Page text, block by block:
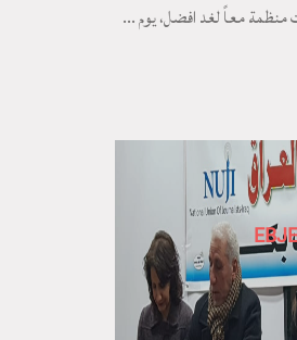
منظمة معاً لغد افضل، يوم ...